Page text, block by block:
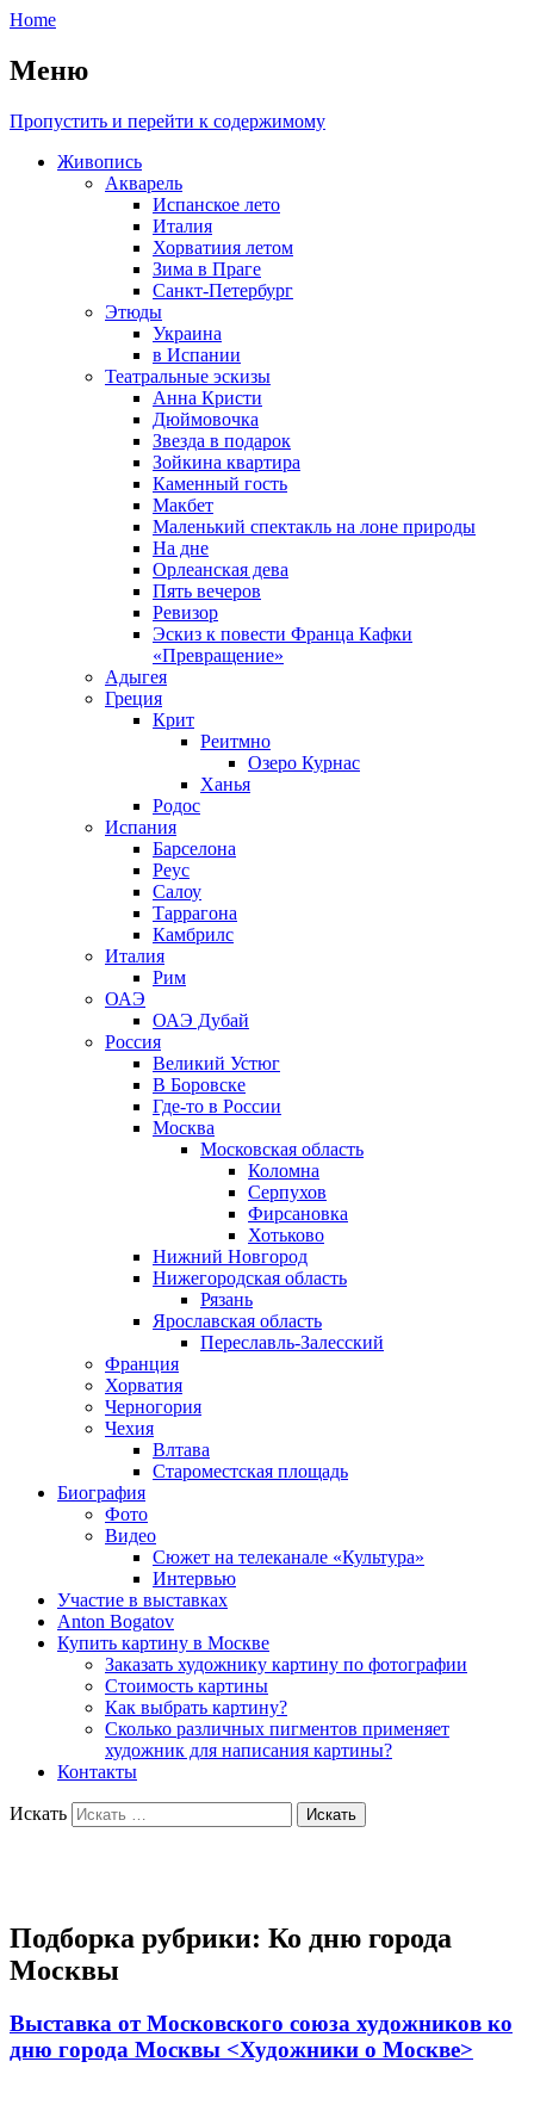
Home
Меню
Пропустить и перейти к содержимому
Живопись
Акварель
Испанское лето
Италия
Хорватиия летом
Зима в Праге
Санкт-Петербург
Этюды
Украина
в Испании
Театральные эскизы
Анна Кристи
Дюймовочка
Звезда в подарок
Зойкина квартира
Каменный гость
Макбет
Маленький спектакль на лоне природы
На дне
Орлеанская дева
Пять вечеров
Ревизор
Эскиз к повести Франца Кафки
«Превращение»
Адыгея
Греция
Крит
Реитмно
Озеро Курнас
Ханья
Родос
Испания
Барселона
Реус
Салоу
Таррагона
Камбрилс
Италия
Рим
ОАЭ
ОАЭ Дубай
Россия
Великий Устюг
В Боровске
Где-то в России
Москва
Московская область
Коломна
Серпухов
Фирсановка
Хотьково
Нижний Новгород
Нижегородская область
Рязань
Ярославская область
Переславль-Залесский
Франция
Хорватия
Черногория
Чехия
Влтава
Староместская площадь
Биография
Фото
Видео
Сюжет на телеканале «Культура»
Интервью
Участие в выставках
Anton Bogatov
Купить картину в Москве
Заказать художнику картину по фотографии
Стоимость картины
Как выбрать картину?
Сколько различных пигментов применяет
художник для написания картины?
Контакты
Искать
Подборка рубрики: Ко дню города
Москвы
Выставка от Московского союза художников ко
дню города Москвы <Художники о Москве>